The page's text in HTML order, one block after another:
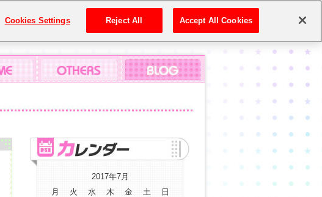
2017年7月
月
火 水 木 金 土 日
Cookies Settings Reject All Accept All Cookies